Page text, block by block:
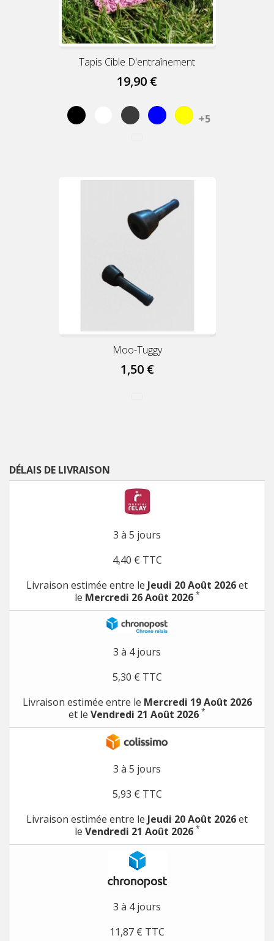
Tapis Cible D'entraînement
19,90 €
Black White Grey Blue Yellow
+5
Moo-Tuggy
1,50 €
DÉLAIS DE LIVRAISON
3 à 5 jours
4,40 € TTC
Livraison estimée entre le Jeudi 20 Août 2026et
le Mercredi 26 Août 2026 *
3 à 4 jours
5,30 € TTC
Livraison estimée entre le Mercredi 19 Août 2026
et le Vendredi 21 Août 2026 *
3 à 5 jours
5,93 € TTC
Livraison estimée entre le Jeudi 20 Août 2026et
le Vendredi 21 Août 2026 *
3 à 4 jours
11,87 € TTC